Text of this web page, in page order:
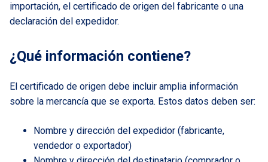
importación, el certificado de origen del fabricante o una
declaración del expedidor.
¿Qué información contiene?
El certificado de origen debe incluir amplia información
sobre la mercancía que se exporta. Estos datos deben ser:
Nombre y dirección del expedidor (fabricante,
vendedor o exportador)